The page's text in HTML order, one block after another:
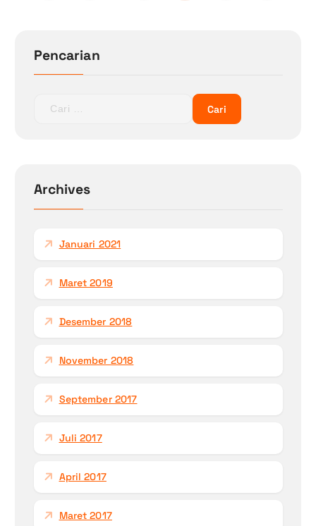
Pencarian
n
tArchives
Januari 2021
Maret 2019
Desember 2018
November 2018
September 2017
Juli 2017
April 2017
Maret 2017